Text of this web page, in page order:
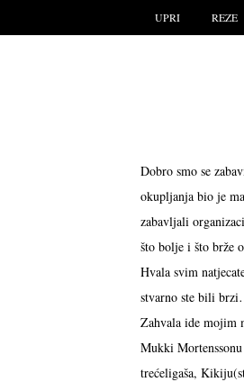
UPRI REZE
Dobro smo se
okupljanja bio je
zabavljali
što bolje i što brže
Hvala svim
stvarno ste bili
Zahvala ide mojim
Mukki
trećeligaša,